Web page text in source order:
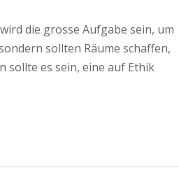
die grosse Aufgabe sein, um
sollten Räume schaffen,
sollte es sein, eine auf Ethik